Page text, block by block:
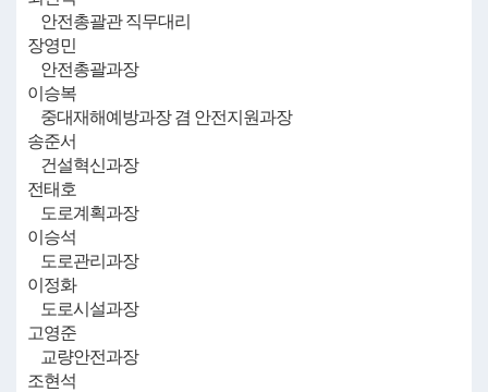
안전총괄관 직무대리
장영민
안전총괄과장
이승복
중대재해예방과장 겸 안전지원과장
송준서
건설혁신과장
전태호
도로계획과장
이승석
도로관리과장
이정화
도로시설과장
고영준
교량안전과장
조현석